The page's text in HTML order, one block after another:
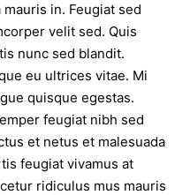
in. Feugiat sed
velit sed. Quis
nunc sed blandit.
eu ultrices vitae. Mi
quisque egestas.
feugiat nibh sed
et netus et malesuada
feugiat vivamus at
ridiculus mus mauris